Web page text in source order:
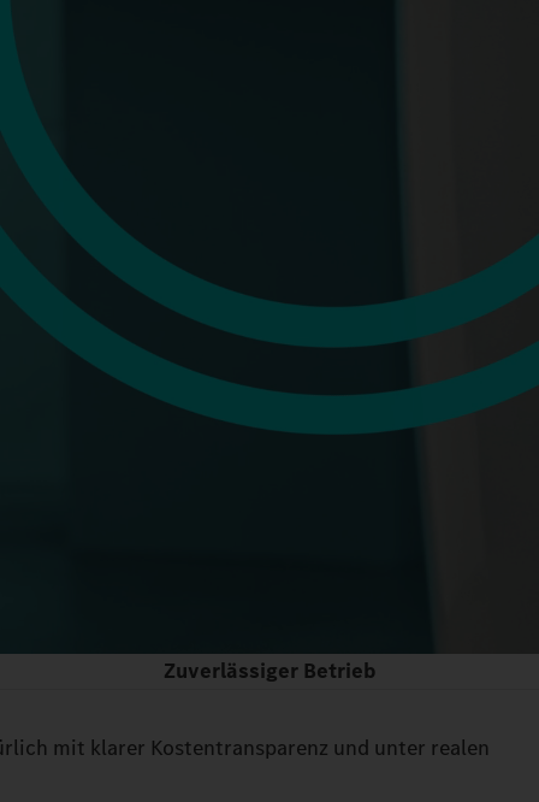
Zuverlässiger Betrieb
mit klarer Kostentransparenz und unter realen